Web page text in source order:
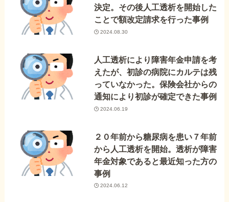
決定。その後人工透析を開始した
ことで額改定請求を行った事例
2024.08.30
人工透析により障害年金申請を考
えたが、初診の病院にカルテは残
っていなかった。保険会社からの
通知により初診が確定できた事例
2024.06.19
２０年前から糖尿病を患い７年前
から人工透析を開始。透析が障害
年金対象であると最近知った方の
事例
2024.06.12